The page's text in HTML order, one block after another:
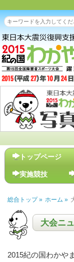
検索
メインメニュー
トップページ
実施競技
総合トップ » ホーム »
大会ニ
2015紀の国わかや